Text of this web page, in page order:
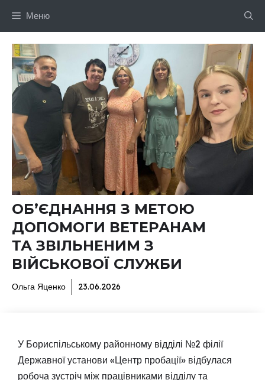
Меню
ОБ’ЄДНАННЯ З МЕТОЮ
ДОПОМОГИ ВЕТЕРАНАМ
ТА ЗВІЛЬНЕНИМ З
ВІЙСЬКОВОЇ СЛУЖБИ
Ольга Яценко 23.06.2026
У Бориспільському районному відділі №2 філії
Державної установи «Центр пробації» відбулася
робоча зустріч між працівниками відділу та